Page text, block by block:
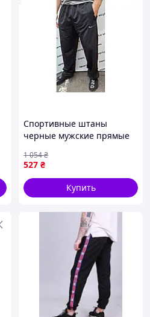
Спортивные штаны
черные мужские прямые
активного отдыха из
двонитки
527 ₴
1 054₴
Купить